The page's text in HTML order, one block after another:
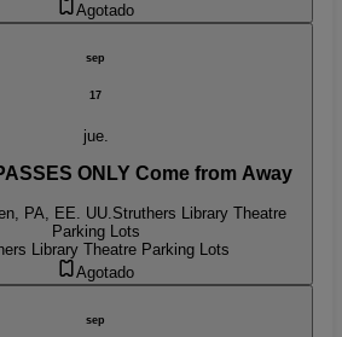
Agotado
sep
17
jue.
ONLY Come from Away
PA, EE. UU.Struthers Library Theatre
Parking Lots
Library Theatre Parking Lots
Agotado
sep